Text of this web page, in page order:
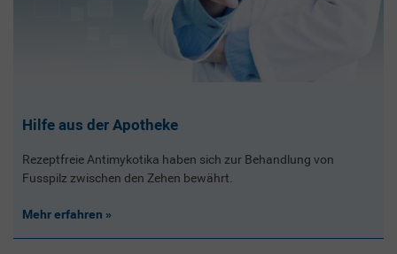
Hilfe aus der Apotheke
Rezeptfreie Antimykotika haben sich zur Behandlung von
Fusspilz zwischen den Zehen bewährt.
Mehr erfahren